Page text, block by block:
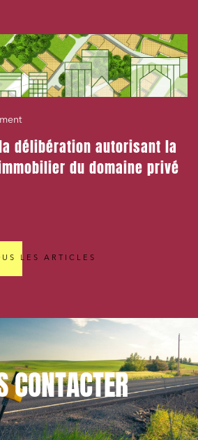
délibération autorisant la
du domaine privé
LES ARTICLES
CONTACTER